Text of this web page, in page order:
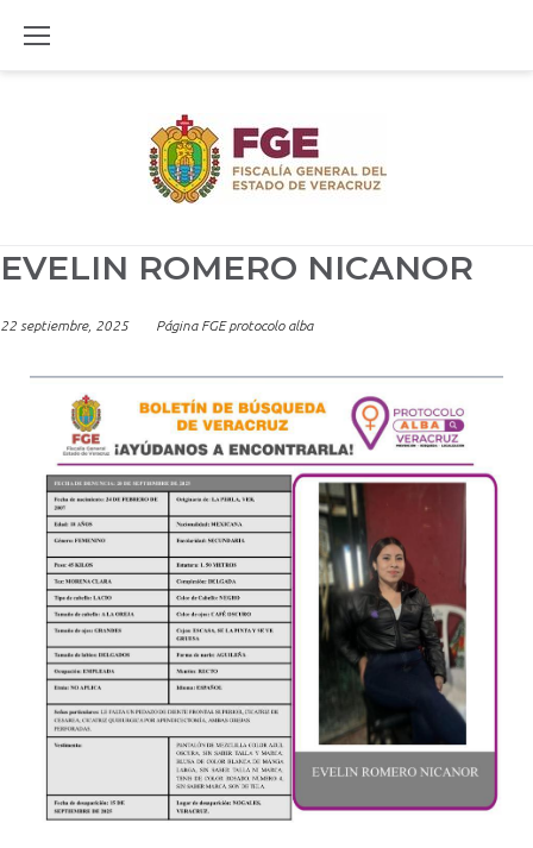
EVELIN ROMERO NICANOR
22 septiembre, 2025 Página FGE protocolo alba